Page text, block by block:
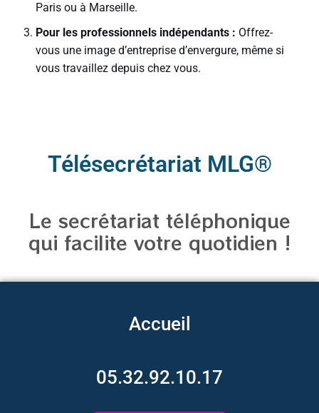
Paris ou à Marseille.
Pour les professionnels indépendants : Offrez-
vous une image d’entreprise d’envergure, même si
vous travaillez depuis chez vous.
Télésecrétariat MLG®
Le secrétariat téléphonique
qui facilite votre quotidien !
Accueil
05.32.92.10.17